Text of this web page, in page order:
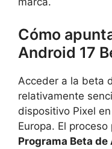
Cómo
Android 17
Acceder a la beta
relativamente
dispositivo Pixel
Europa. El proceso
Programa Beta de